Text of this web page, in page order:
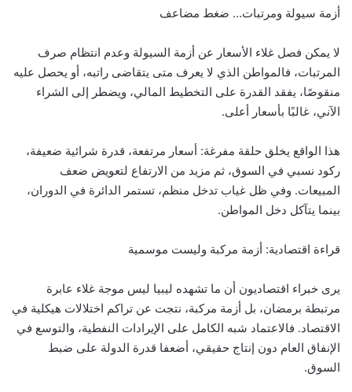
أزمة سيولة ومرتبات… ضغط مضاعف
لا يمكن فصل غلاء الأسعار عن أزمة السيولة وعدم انتظام صرف
المرتبات، فالمواطن الذي لا يعرف متى يتقاضى راتبه، أو يحصل عليه
منقوصًا، يفقد القدرة على التخطيط المالي، ويضطر إلى الشراء
الآني، غالبًا بأسعار أعلى.
هذا الواقع يخلق حلقة مفرغة: أسعار مرتفعة، قدرة شرائية ضعيفة،
ركود نسبي في السوق، ثم مزيد من الارتفاع لتعويض ضعف
المبيعات. وفي ظل غياب تدخل منظم، تستمر الدائرة في الدوران،
بينما يتآكل دخل المواطن.
قراءة اقتصادية: أزمة مركبة وليست موسمية
يرى خبراء اقتصاديون أن ما تشهده ليبيا ليس موجة غلاء عابرة
مرتبطة برمضان، بل أزمة مركبة، نتجت عن تراكم اختلالات هيكلية في
الاقتصاد. فالاعتماد شبه الكامل على الإيرادات النفطية، والتوسع في
الإنفاق العام دون إنتاج حقيقي، أضعفا قدرة الدولة على ضبط
السوق.